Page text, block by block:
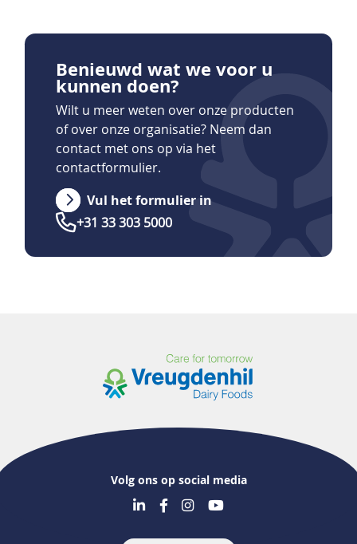
Benieuwd wat we voor u
kunnen doen?
Wilt u meer weten over onze producten
of over onze organisatie? Neem dan
contact met ons op via het
contactformulier.
Vul het formulier in
+31 33 303 5000
Volg ons op social media